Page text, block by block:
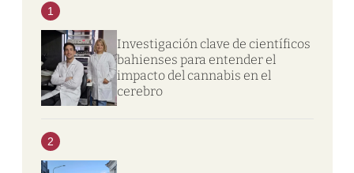
1
Investigación clave de científicos
bahienses para entender el
impacto del cannabis en el
cerebro
2